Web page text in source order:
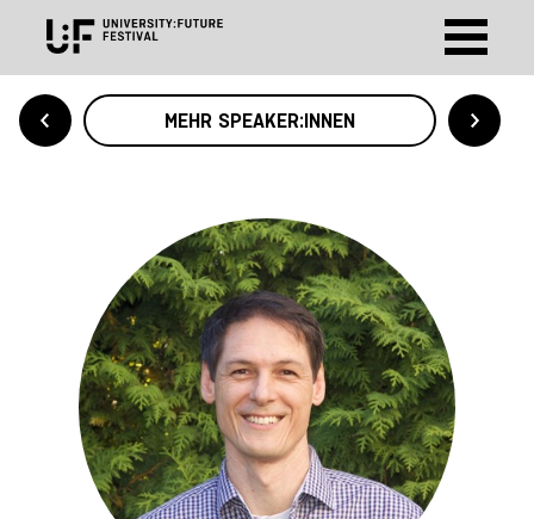
MEHR SPEAKER:INNEN